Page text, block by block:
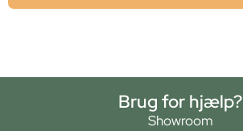
Brug for hjælp?
Showroom